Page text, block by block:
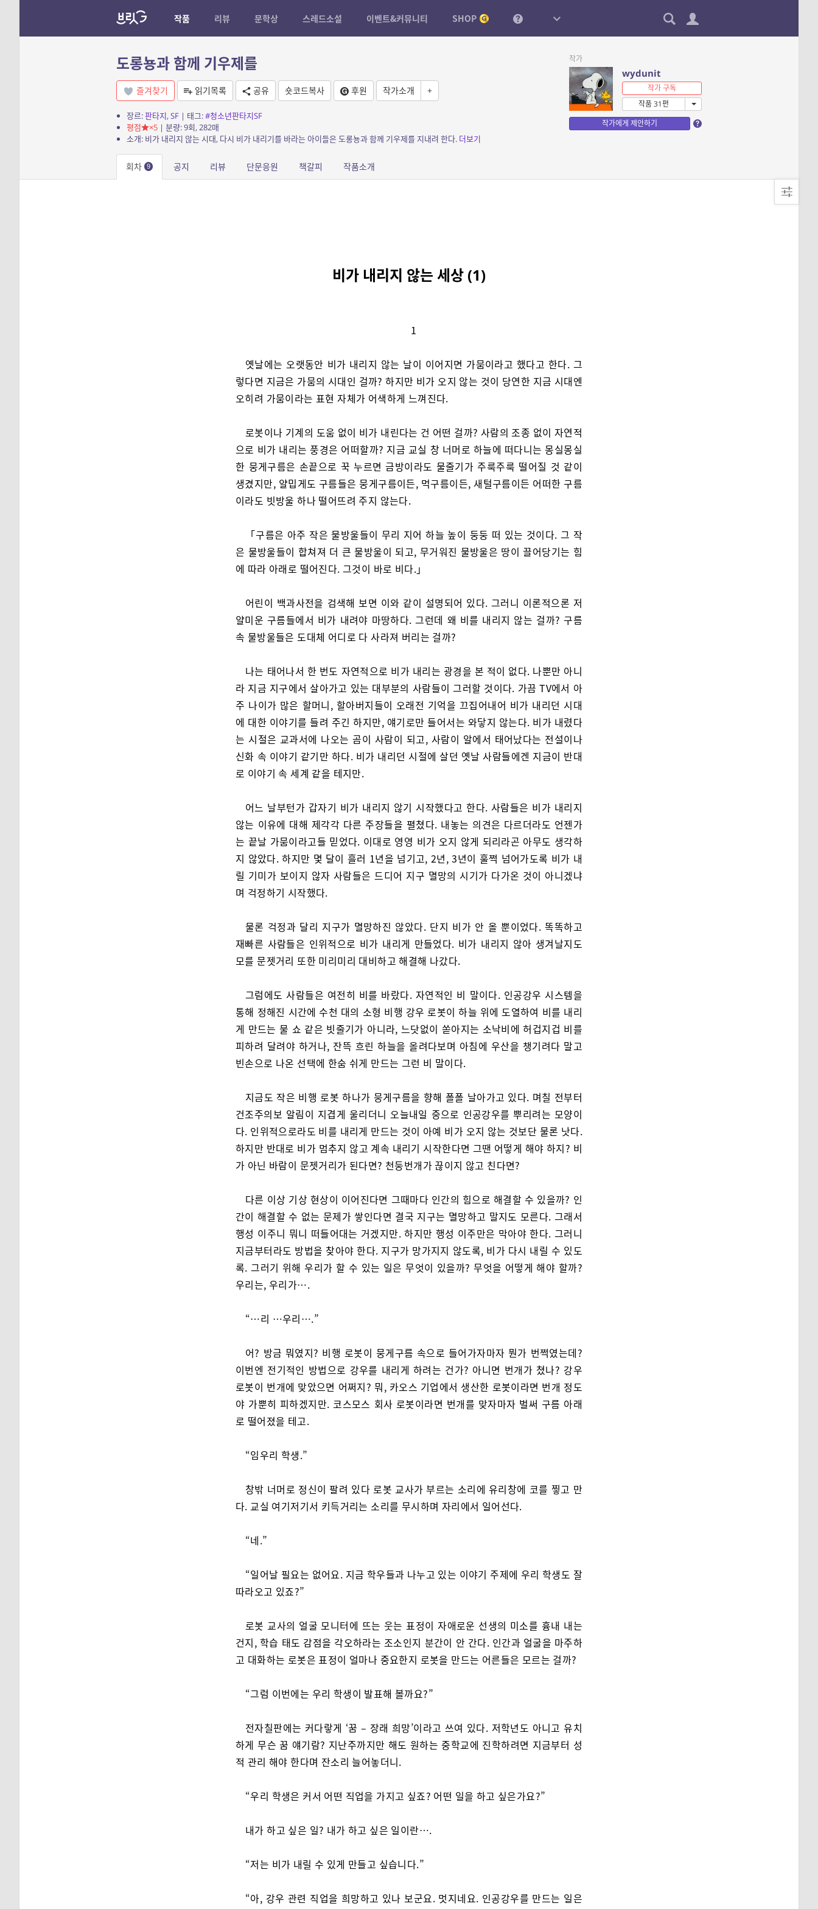
작품 리뷰 문학상 스레드소설 이벤트&커뮤니티 SHOP
도롱뇽과 함께 기우제를
즐겨찾기 읽기목록 공유 숏코드복사 후원 작가소개 +
장르:판타지, SF| 태그:#청소년판타지SF
평점
×5| 분량: 9회, 282매
소개: 비가 내리지 않는 시대, 다시 비가 내리기를 바라는 아이들은 도롱뇽과 함께 기우제를 지내려 한다. 더보기
작가
wydunit
작가 구독
작품 31편
작가에게 제안하기
회차 9 공지 리뷰 단문응원 책갈피 작품소개
비가 내리지 않는 세상 (1)
1
옛날에는 오랫동안 비가 내리지 않는 날이 이어지면 가뭄이라고 했다고 한다. 그
렇다면 지금은 가뭄의 시대인 걸까? 하지만 비가 오지 않는 것이 당연한 지금 시대엔
오히려 가뭄이라는 표현 자체가 어색하게 느껴진다.
로봇이나 기계의 도움 없이 비가 내린다는 건 어떤 걸까? 사람의 조종 없이 자연적
으로 비가 내리는 풍경은 어떠할까? 지금 교실 창 너머로 하늘에 떠다니는 몽실몽실
한 뭉게구름은 손끝으로 꾹 누르면 금방이라도 물줄기가 주룩주룩 떨어질 것 같이
생겼지만, 얄밉게도 구름들은 뭉게구름이든, 먹구름이든, 새털구름이든 어떠한 구름
이라도 빗방울 하나 떨어뜨려 주지 않는다.
「구름은 아주 작은 물방울들이 무리 지어 하늘 높이 둥둥 떠 있는 것이다. 그 작
은 물방울들이 합쳐져 더 큰 물방울이 되고, 무거워진 물방울은 땅이 끌어당기는 힘
에 따라 아래로 떨어진다. 그것이 바로 비다.」
어린이 백과사전을 검색해 보면 이와 같이 설명되어 있다. 그러니 이론적으론 저
얄미운 구름들에서 비가 내려야 마땅하다. 그런데 왜 비를 내리지 않는 걸까? 구름
속 물방울들은 도대체 어디로 다 사라져 버리는 걸까?
나는 태어나서 한 번도 자연적으로 비가 내리는 광경을 본 적이 없다. 나뿐만 아니
라 지금 지구에서 살아가고 있는 대부분의 사람들이 그러할 것이다. 가끔 TV에서 아
주 나이가 많은 할머니, 할아버지들이 오래전 기억을 끄집어내어 비가 내리던 시대
에 대한 이야기를 들려 주긴 하지만, 얘기로만 들어서는 와닿지 않는다. 비가 내렸다
는 시절은 교과서에 나오는 곰이 사람이 되고, 사람이 알에서 태어났다는 전설이나
신화 속 이야기 같기만 하다. 비가 내리던 시절에 살던 옛날 사람들에겐 지금이 반대
로 이야기 속 세계 같을 테지만.
어느 날부턴가 갑자기 비가 내리지 않기 시작했다고 한다. 사람들은 비가 내리지
않는 이유에 대해 제각각 다른 주장들을 펼쳤다. 내놓는 의견은 다르더라도 언젠가
는 끝날 가뭄이라고들 믿었다. 이대로 영영 비가 오지 않게 되리라곤 아무도 생각하
지 않았다. 하지만 몇 달이 흘러 1년을 넘기고, 2년, 3년이 훌쩍 넘어가도록 비가 내
릴 기미가 보이지 않자 사람들은 드디어 지구 멸망의 시기가 다가온 것이 아니겠냐
며 걱정하기 시작했다.
물론 걱정과 달리 지구가 멸망하진 않았다. 단지 비가 안 올 뿐이었다. 똑똑하고
재빠른 사람들은 인위적으로 비가 내리게 만들었다. 비가 내리지 않아 생겨날지도
모를 문젯거리 또한 미리미리 대비하고 해결해 나갔다.
그럼에도 사람들은 여전히 비를 바랐다. 자연적인 비 말이다. 인공강우 시스템을
통해 정해진 시간에 수천 대의 소형 비행 강우 로봇이 하늘 위에 도열하여 비를 내리
게 만드는 물 쇼 같은 빗줄기가 아니라, 느닷없이 쏟아지는 소낙비에 허겁지겁 비를
피하려 달려야 하거나, 잔뜩 흐린 하늘을 올려다보며 아침에 우산을 챙기려다 말고
빈손으로 나온 선택에 한숨 쉬게 만드는 그런 비 말이다.
지금도 작은 비행 로봇 하나가 뭉게구름을 향해 폴폴 날아가고 있다. 며칠 전부터
건조주의보 알림이 지겹게 울리더니 오늘내일 중으로 인공강우를 뿌리려는 모양이
다. 인위적으로라도 비를 내리게 만드는 것이 아예 비가 오지 않는 것보단 물론 낫다.
하지만 반대로 비가 멈추지 않고 계속 내리기 시작한다면 그땐 어떻게 해야 하지? 비
가 아닌 바람이 문젯거리가 된다면? 천둥번개가 끊이지 않고 친다면?
다른 이상 기상 현상이 이어진다면 그때마다 인간의 힘으로 해결할 수 있을까? 인
간이 해결할 수 없는 문제가 쌓인다면 결국 지구는 멸망하고 말지도 모른다. 그래서
행성 이주니 뭐니 떠들어대는 거겠지만. 하지만 행성 이주만은 막아야 한다. 그러니
지금부터라도 방법을 찾아야 한다. 지구가 망가지지 않도록, 비가 다시 내릴 수 있도
록. 그러기 위해 우리가 할 수 있는 일은 무엇이 있을까? 무엇을 어떻게 해야 할까?
우리는, 우리가….
“…리 …우리….”
어? 방금 뭐였지? 비행 로봇이 뭉게구름 속으로 들어가자마자 뭔가 번쩍였는데?
이번엔 전기적인 방법으로 강우를 내리게 하려는 건가? 아니면 번개가 쳤나? 강우
로봇이 번개에 맞았으면 어쩌지? 뭐, 카오스 기업에서 생산한 로봇이라면 번개 정도
야 가뿐히 피하겠지만. 코스모스 회사 로봇이라면 번개를 맞자마자 벌써 구름 아래
로 떨어졌을 테고.
“임우리 학생.”
창밖 너머로 정신이 팔려 있다 로봇 교사가 부르는 소리에 유리창에 코를 찧고 만
다. 교실 여기저기서 키득거리는 소리를 무시하며 자리에서 일어선다.
“네.”
“일어날 필요는 없어요. 지금 학우들과 나누고 있는 이야기 주제에 우리 학생도 잘
따라오고 있죠?”
로봇 교사의 얼굴 모니터에 뜨는 웃는 표정이 자애로운 선생의 미소를 흉내 내는
건지, 학습 태도 감점을 각오하라는 조소인지 분간이 안 간다. 인간과 얼굴을 마주하
고 대화하는 로봇은 표정이 얼마나 중요한지 로봇을 만드는 어른들은 모르는 걸까?
“그럼 이번에는 우리 학생이 발표해 볼까요?”
전자칠판에는 커다랗게 ‘꿈 – 장래 희망’이라고 쓰여 있다. 저학년도 아니고 유치
하게 무슨 꿈 얘기람? 지난주까지만 해도 원하는 중학교에 진학하려면 지금부터 성
적 관리 해야 한다며 잔소리 늘어놓더니.
“우리 학생은 커서 어떤 직업을 가지고 싶죠? 어떤 일을 하고 싶은가요?”
내가 하고 싶은 일? 내가 하고 싶은 일이란….
“저는 비가 내릴 수 있게 만들고 싶습니다.”
“아, 강우 관련 직업을 희망하고 있나 보군요. 멋지네요. 인공강우를 만드는 일은